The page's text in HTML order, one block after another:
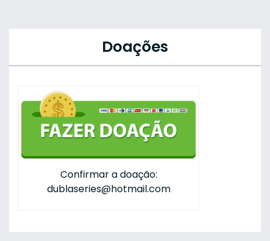
Doações
Confirmar a doação:
dublaseries@hotmail.com